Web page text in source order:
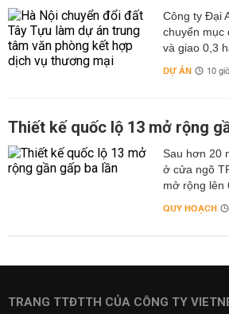
Công ty Đại
chuyển mục
và giao 0,3
DỰ ÁN 10
Thiết kế quốc lộ 13 mở rộng
Sau hơn 20
ở cửa ngõ
mở rộng lên
QUY HOẠCH
TRANG TTĐTTH CỦA CÔNG TY